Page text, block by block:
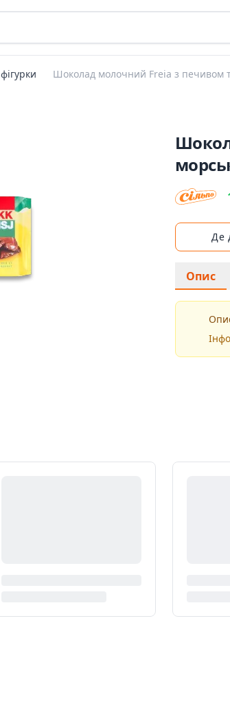
Шоколад молочний Freia з печивом
Де
Опис